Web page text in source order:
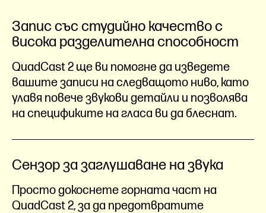
Запис със студийно качество с
висока разделителна способност
QuadCast 2 ще ви помогне да изведете
вашите записи на следващото ниво, като
улавя повече звукови детайли и позволява
на спецификите на гласа ви да блеснат.
Сензор за заглушаване на звука
Просто докоснете горната част на
QuadCast 2, за да предотвратите